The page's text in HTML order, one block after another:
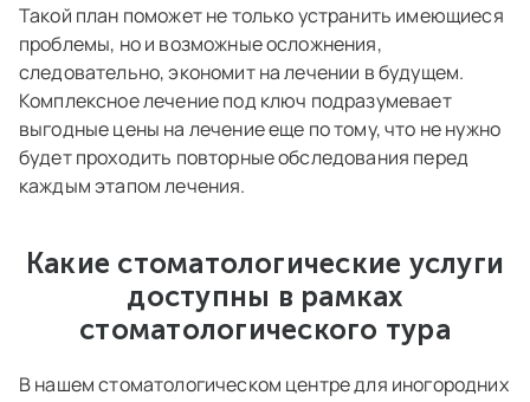
Такой план поможет не только устранить имеющиеся
проблемы, но и возможные осложнения,
следовательно, экономит на лечении в будущем.
Комплексное лечение под ключ подразумевает
выгодные цены на лечение еще по тому, что не нужно
будет проходить повторные обследования перед
каждым этапом лечения.
Какие стоматологические услуги
доступны в рамках
стоматологического тура
В нашем стоматологическом центре для иногородних